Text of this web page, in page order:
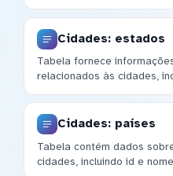
Cidades: estados
Tabela fornece
relacionados às cidades,
Cidades: países
Tabela contém dados
cidades, incluindo id e